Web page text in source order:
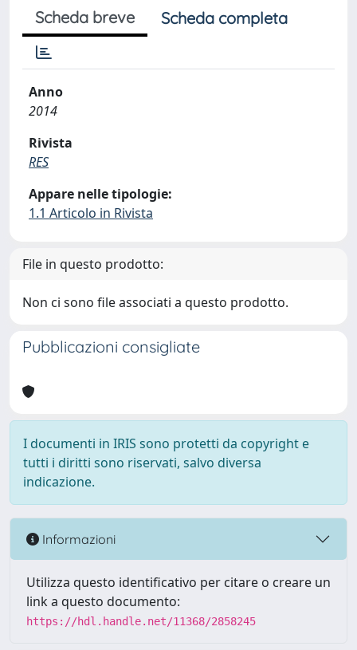
Scheda breve Scheda completa
Anno
2014
Rivista
RES
Appare nelle tipologie:
1.1 Articolo in Rivista
File in questo prodotto:
Non ci sono file associati a questo prodotto.
Pubblicazioni consigliate
I documenti in IRIS sono protetti da copyright e
tutti i diritti sono riservati, salvo diversa
indicazione.
Informazioni
Utilizza questo identificativo per citare o creare un
link a questo documento:
https://hdl.handle.net/11368/2858245